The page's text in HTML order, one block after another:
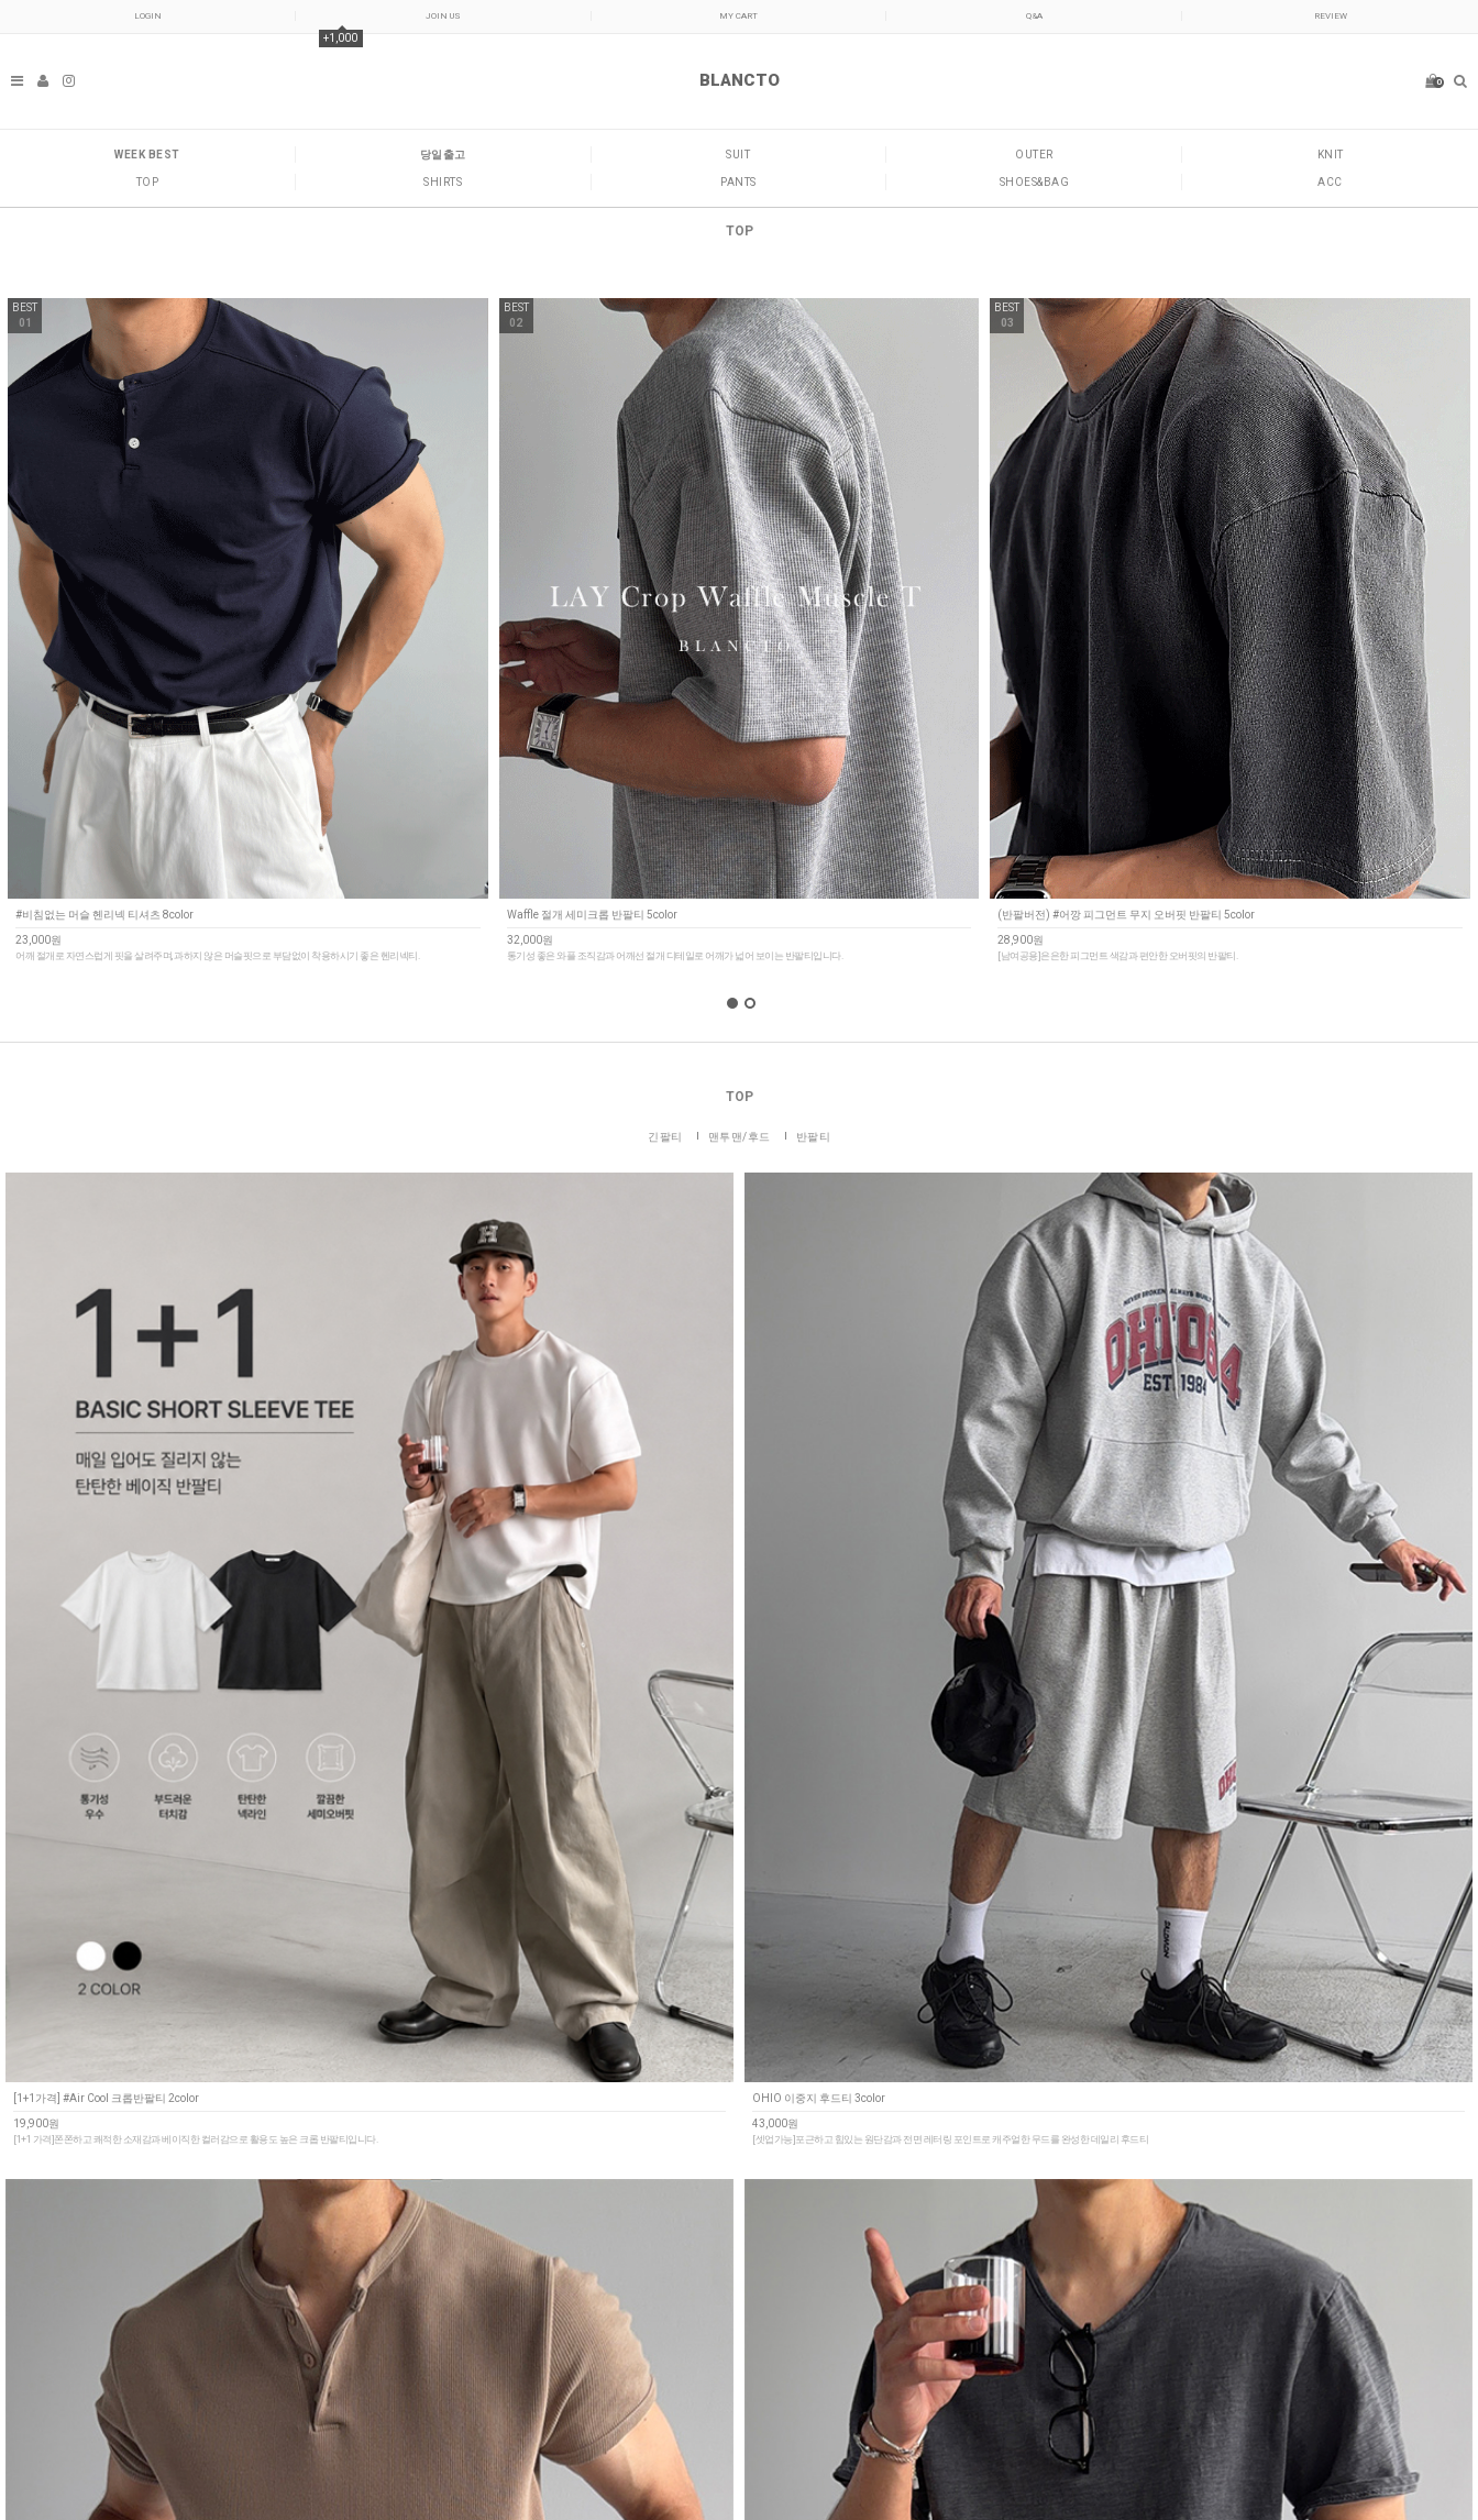
LOGIN JOIN US
+1,000
MY CART Q&A REVIEW
BLANCTO 0
WEEK BEST 당일출고 SUIT OUTER KNIT
TOP SHIRTS PANTS SHOES&BAG ACC
TOP
BEST
01
#비침없는 머슬 헨리넥 티셔츠 8color
23,000원
어깨 절개로 자연스럽게 핏을 살려주며, 과하지 않은 머슬핏으로 부담없이 착용하시기 좋은 헨리넥티.
BEST
02
Waffle 절개 세미크롭 반팔티 5color
32,000원
통기성 좋은 와플 조직감과 어깨선 절개 디테일로 어깨가 넓어 보이는 반팔티입니다.
BEST
03
(반팔버전) #어깡 피그먼트 무지 오버핏 반팔티 5color
28,900원
[남여공용]은은한 피그먼트 색감과 편안한 오버핏의 반팔티.
TOP
긴팔티 맨투맨/후드 반팔티
[1+1가격] #Air Cool 크롭반팔티 2color
19,900원
[1+1 가격]쫀쫀하고 쾌적한 소재감과 베이직한 컬러감으로 활용도 높은 크롭 반팔티입니다.
OHIO 이중지 후드티 3color
43,000원
[셋업가능]포근하고 힘있는 원단감과 전면 레터링 포인트로 캐주얼한 무드를 완성한 데일리 후드티